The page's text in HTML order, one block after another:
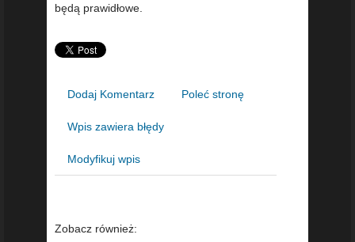
będą prawidłowe.
Dodaj Komentarz Poleć stronę
Wpis zawiera błędy
Modyfikuj wpis
Zobacz również: